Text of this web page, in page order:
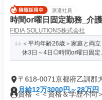
派遣社員
時間or曜日固定勤務_介
FIDIA SOLUTIONS株式会社
＜平均年齢26歳＞家庭と両
休3日～4日◎時間or曜日固定
〒618-0071京都府乙訓郡
月給12万3000円～28万円
資格 ＜＜資格＆学歴不問